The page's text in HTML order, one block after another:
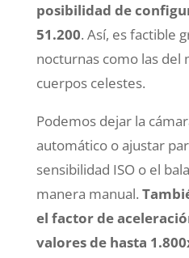
posibilidad de
51.200. Así, es factible
nocturnas como las del
cuerpos celestes.
Podemos dejar la
automático o ajustar
sensibilidad ISO o el
manera manual.
el factor de
valores de hasta